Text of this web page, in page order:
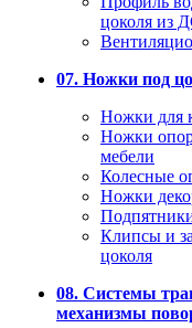
цоколя из
07. Ножки под
Ножки для
Ножки
мебели
Колесные
Ножки
Клипсы и
цоколя
08. Системы
механизмы